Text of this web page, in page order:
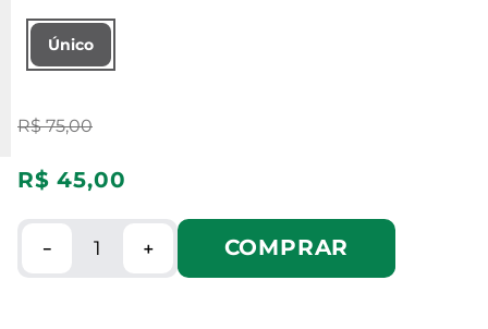
Único
R$ 75,00
R$ 45,00
＋
－ COMPRAR